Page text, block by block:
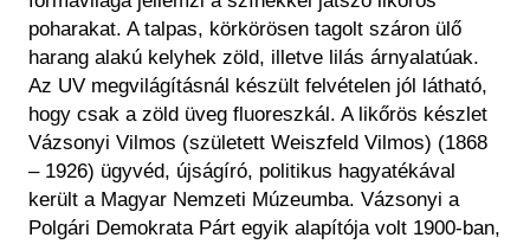
poharakat. A talpas, körkörösen tagolt száron ülő
harang alakú kelyhek zöld, illetve lilás árnyalatúak.
Az UV megvilágításnál készült felvételen jól látható,
hogy csak a zöld üveg fluoreszkál. A likőrös készlet
Vázsonyi Vilmos (született Weiszfeld Vilmos) (1868
– 1926) ügyvéd, újságíró, politikus hagyatékával
került a Magyar Nemzeti Múzeumba. Vázsonyi a
Polgári Demokrata Párt egyik alapítója volt 1900-ban,